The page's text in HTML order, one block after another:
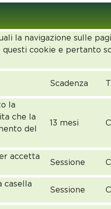
la navigazione sulle
cookie e pertanto
Scadenza
la
che la
del
13 mesi
accetta
Sessione
casella
Sessione